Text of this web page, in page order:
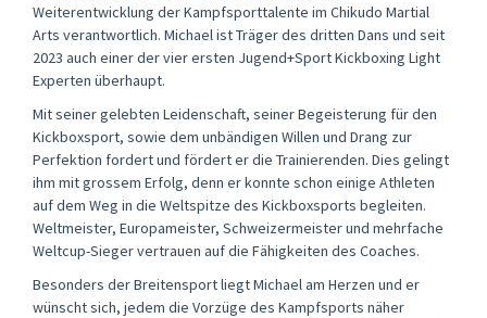
Weiterentwicklung der Kampfsporttalente im Chikudo Martial
Arts verantwortlich. Michael ist Träger des dritten Dans und seit
2023 auch einer der vier ersten Jugend+Sport Kickboxing Light
Experten überhaupt.
Mit seiner gelebten Leidenschaft, seiner Begeisterung für den
Kickboxsport, sowie dem unbändigen Willen und Drang zur
Perfektion fordert und fördert er die Trainierenden. Dies gelingt
ihm mit grossem Erfolg, denn er konnte schon einige Athleten
auf dem Weg in die Weltspitze des Kickboxsports begleiten.
Weltmeister, Europameister, Schweizermeister und mehrfache
Weltcup-Sieger vertrauen auf die Fähigkeiten des Coaches.
Besonders der Breitensport liegt Michael am Herzen und er
wünscht sich, jedem die Vorzüge des Kampfsports näher